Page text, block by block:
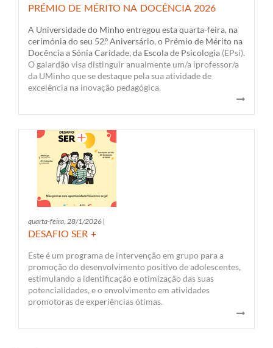
PRÉMIO DE MÉRITO NA DOCÊNCIA 2026
A Universidade do Minho entregou esta quarta-feira, na
cerimónia do seu 52.º Aniversário, o Prémio de Mérito na
Docência a Sónia Caridade, da Escola de Psicologia (EPsi).
O galardão visa distinguir anualmente um/a iprofessor/a
da UMinho que se destaque pela sua atividade de
excelência na inovação pedagógica.
quarta-feira, 28/1/2026 |
DESAFIO SER +
Este é um programa de intervenção em grupo para a
promoção do desenvolvimento positivo de adolescentes,
estimulando a identificação e otimização das suas
potencialidades, e o envolvimento em atividades
promotoras de experiências ótimas.